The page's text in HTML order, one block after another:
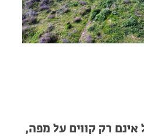
אינם רק קווים על מפה,